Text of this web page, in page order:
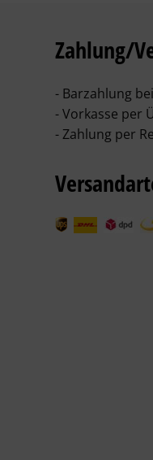
Zahlung/
- Barzahlung
- Vorkasse per
- Zahlung per